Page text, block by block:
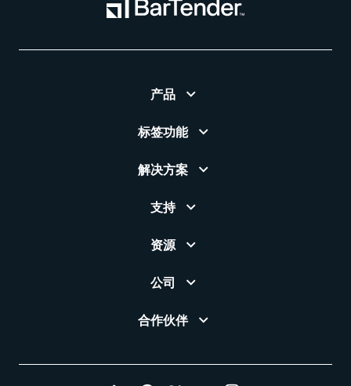
产品
标签功能
解决方案
支持
资源
公司
合作伙伴